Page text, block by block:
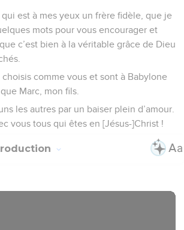
qui est à mes yeux un frère fidèle, que je
mots pour vous encourager et
c’est bien à la véritable grâce de Dieu
comme vous et sont à Babylone
Marc, mon fils.
les autres par un baiser plein d’amour.
vous tous qui êtes en [Jésus-]Christ !